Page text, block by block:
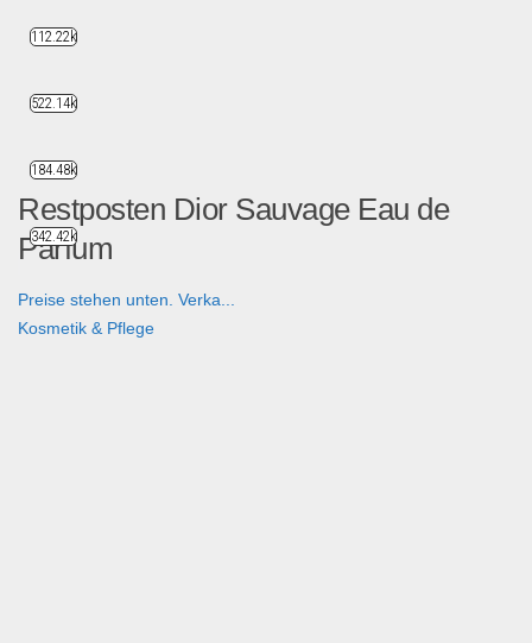
Restposten Dior Sauvage Eau de
Parfum
Preise stehen unten. Verka...
Kosmetik & Pflege
112.22k
522.14k
184.48k
342.42k